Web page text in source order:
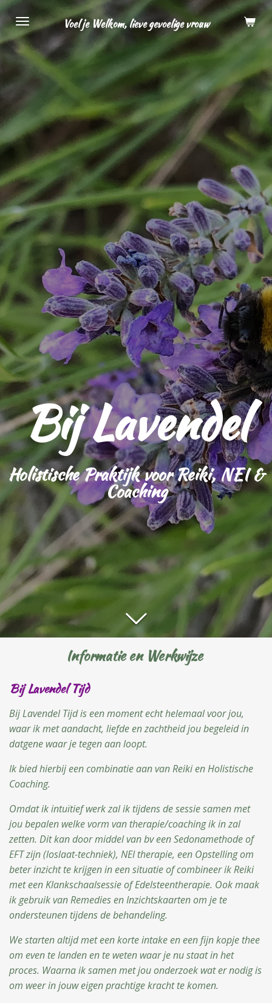
direct
naar
hoofdinhoud
Voel je Welkom, lieve gevoelige vrouw
Bij Lavendel
Holistische Praktijk voor Reiki, NEI &
Coaching
Informatie en Werkwijze
Bij Lavendel Tijd
Bij Lavendel Tijd is een moment echt helemaal voor jou,
waar ik met aandacht, liefde en zachtheid jou begeleid in
datgene waar je tegenaan loopt.
Ik bied hierbij een combinatie aan van Reiki en Holistische
Coaching.
Omdat ik intuïtief werk zal ik tijdens de sessie samen met
jou bepalen welke vorm van therapie/coaching ik in zal
zetten. Dit kan door middel van bv een Sedonamethode of
EFT zijn (loslaat-techniek), NEI therapie, een Opstelling om
beter inzicht te krijgen in een situatie of combineer ik Reiki
met een Klankschaalsessie of Edelsteentherapie. Ook maak
ik gebruik van Remedies en Inzichtskaarten om je te
ondersteunen tijdens de behandeling.
We starten altijd met een korte intake en een fijn kopje thee
om even te landen en te weten waar je nu staat in het
proces. Waarna ik samen met jou onderzoek wat er nodig is
om weer in jouw eigen prachtige kracht te komen.